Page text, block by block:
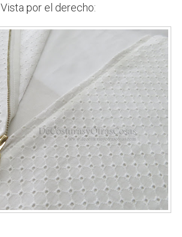
Vista por el derecho: